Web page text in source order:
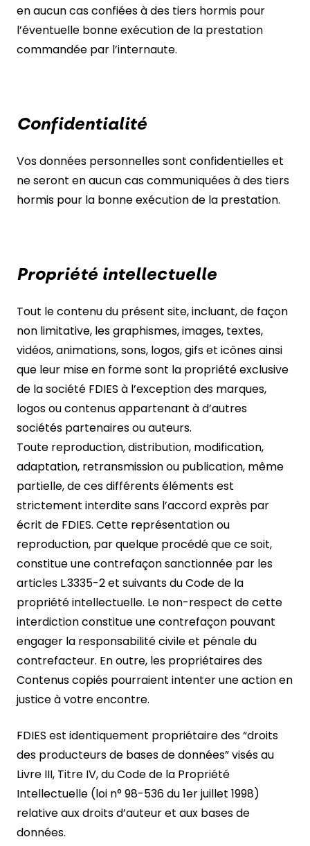
en aucun cas confiées à des tiers hormis pour
l’éventuelle bonne exécution de la prestation
commandée par l’internaute.
Confidentialité
Vos données personnelles sont confidentielles et
ne seront en aucun cas communiquées à des tiers
hormis pour la bonne exécution de la prestation.
Propriété intellectuelle
Tout le contenu du présent site, incluant, de façon
non limitative, les graphismes, images, textes,
vidéos, animations, sons, logos, gifs et icônes ainsi
que leur mise en forme sont la propriété exclusive
de la société FDIES à l’exception des marques,
logos ou contenus appartenant à d’autres
sociétés partenaires ou auteurs.
Toute reproduction, distribution, modification,
adaptation, retransmission ou publication, même
partielle, de ces différents éléments est
strictement interdite sans l’accord exprès par
écrit de FDIES. Cette représentation ou
reproduction, par quelque procédé que ce soit,
constitue une contrefaçon sanctionnée par les
articles L.3335-2 et suivants du Code de la
propriété intellectuelle. Le non-respect de cette
interdiction constitue une contrefaçon pouvant
engager la responsabilité civile et pénale du
contrefacteur. En outre, les propriétaires des
Contenus copiés pourraient intenter une action en
justice à votre encontre.
FDIES est identiquement propriétaire des “droits
des producteurs de bases de données” visés au
Livre III, Titre IV, du Code de la Propriété
Intellectuelle (loi n° 98-536 du 1er juillet 1998)
relative aux droits d’auteur et aux bases de
données.